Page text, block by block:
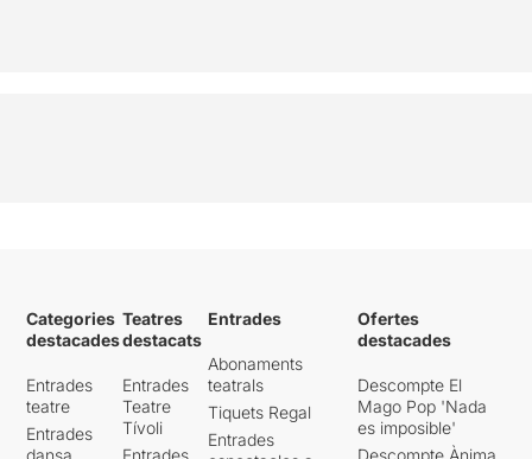
Categories
destacades
Entrades
teatre
Entrades
dansa
Teatres
destacats
Entrades
Teatre
Tívoli
Entrades
Entrades
Abonaments
teatrals
Tiquets Regal
Entrades
Ofertes
destacades
Descompte El
Mago Pop 'Nada
es imposible'
Descompte Ànima